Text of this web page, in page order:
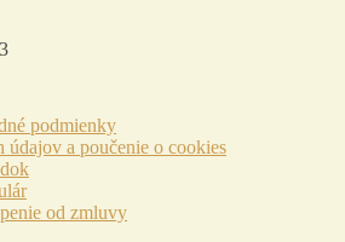
podmienky
údajov a poučenie o cookies
od zmluvy